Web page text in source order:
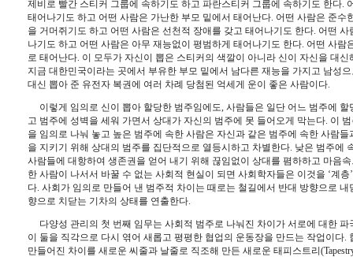
제비로 빨간 스티커 그룹에 속하기도 하고 파란스티커 그룹에 속하기도 한다
태어나기도 하고 어떤 사람은 가난한 부모 밑에서 태어난다 어떤 사람은 준수
을 거머쥐기도 하고 어떤 사람은 선천적 장애를 갖고 태어나기도 한다 어떤 사
나기도 하고 어떤 사람은 아무 재능없이 평범하게 태어나기도 한다 어떤 사람
로 태어난다 이 모두가 자신이 뽑은 스티커의 색깔이 아니라 신이 자신을 대
지금 대한민국이라는 곳에서 부유한 부모 밑에서 남다른 재능을 가지고 남성
대신 뽑아 준 유전자 복권에 여러 차례 당첨된 억세게 운이 좋은 사람이다
이렇게 임의로 신이 뽑아 할당한 범주임에도 사람들은 일단 어느 범주에
고 범주에 성벽을 세워 가면서 상대가 자신의 범주에 못 들어오게 막는다 이
을 임의로 나눠 놓고 높은 범주에 속한 사람은 자신과 같은 범주에 속한 사람
을 지키기 위해 상대의 범주를 집단적으로 열등시하고 차별한다 낮은 범주에
사람들에 대항하여 생존권을 얻어 내기 위해 끊임없이 상대를 폄하하고 마음
한 사람이 나서서 바꿀 수 없는 사회적 현실이 되면 사회학자들은 이것을 ‘계층
다 사회가 임의로 만들어 낸 범주적 차이는 때로는 철길에서 반대 방향으로
향으로 치닫는 기차의 상태를 연출한다
다양성 관리의 첫 번째 임무는 사회적 범주로 나눠진 차이가 서로에 대한
이 둘을 직각으로 다시 엮어 새롭고 평평한 협업의 운동장을 만드는 작업이다
만들어진 차이를 새로운 씨줄과 날줄로 직조해 만든 새로운 태피스트리